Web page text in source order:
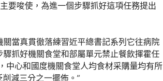
要唆使，為進一個步驟抓好這項任務提出
當真貫徹落練習近平總書記系列它往病院
抓好機關食堂和部屬單元禁止餐飲揮霍任
中心和國度機關食堂人均食材采購量均有所
減三分之一擺佈。”